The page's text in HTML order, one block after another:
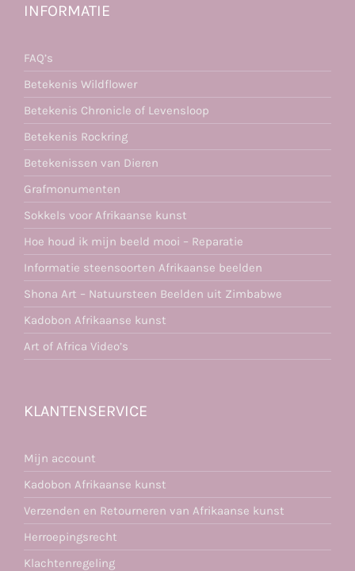
INFORMATIE
FAQ’s
Betekenis Wildflower
Betekenis Chronicle of Levensloop
Betekenis Rockring
Betekenissen van Dieren
Grafmonumenten
Sokkels voor Afrikaanse kunst
Hoe houd ik mijn beeld mooi – Reparatie
Informatie steensoorten Afrikaanse beelden
Shona Art – Natuursteen Beelden uit Zimbabwe
Kadobon Afrikaanse kunst
Art of Africa Video’s
KLANTENSERVICE
Mijn account
Kadobon Afrikaanse kunst
Verzenden en Retourneren van Afrikaanse kunst
Herroepingsrecht
Klachtenregeling